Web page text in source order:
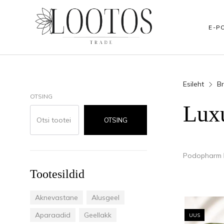
E-
Clarena
Rubica
HEAD The Beauty Tools Jalakreemid
KÄTEHOOLDUS
Kätekoorijad
Kätekreemid ja
OTSING
OTSING
Tootesildid
Aknevastane
Alusgeel
Aparaadid
Geellakk
Esileht
Podopharm
UUS